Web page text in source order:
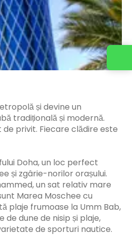
și devine un
tradițională și modernă.
privit. Fiecare clădire este
Doha, un loc perfect
și zgârie-norilor orașului.
un sat relativ mare
Marea Moschee cu
plaje frumoase la Umm Bab,
de dune de nisip și plaje,
de sporturi nautice.